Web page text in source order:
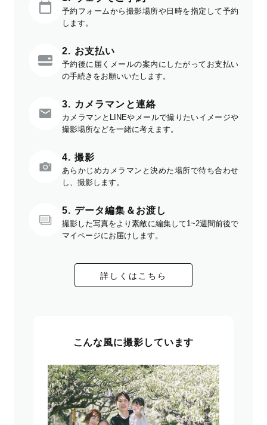
予約フォームから撮影場所や日時を指定して予約
します。
2. お支払い
予約後に届くメールの案内にしたがってお支払い
の手続きをお願いいたします。
3. カメラマンと連絡
カメラマンとLINEやメールで撮りたいイメージや
撮影場所などを一緒に考えます。
4. 撮影
あらかじめカメラマンと決めた場所で待ち合わせ
し、撮影します。
5. データ編集＆お渡し
撮影した写真をより素敵に編集して1~2週間前後で
マイページにお届けします。
詳しくはこちら
こんな風に撮影しています